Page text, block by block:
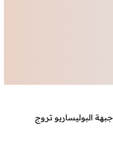
جبهة البوليساريو تروج